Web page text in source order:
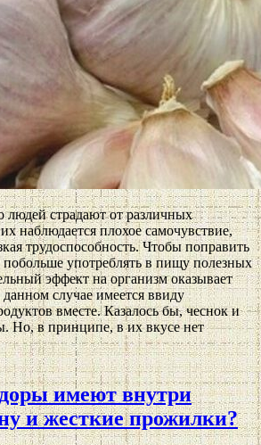
людей страдают от различных
наблюдается плохое самочувствие,
трудоспособность. Чтобы поправить
побольше употреблять в пищу полезных
эффект на организм оказывает
случае имеется ввиду
вместе. Казалось бы, чеснок и
Но, в принципе, в их вкусе нет
имеют внутри
и жесткие прожилки?